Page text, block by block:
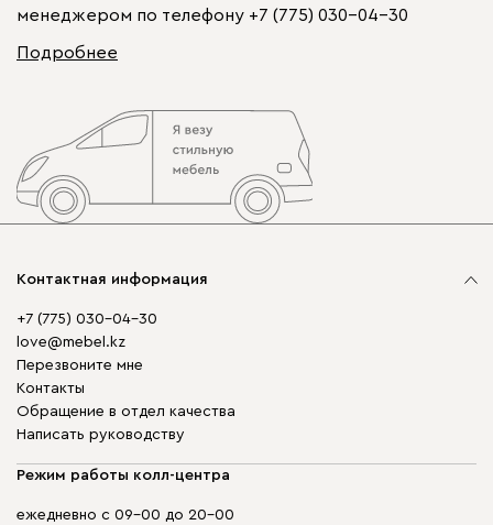
менеджером по телефону +7 (775) 030-04-30
Подробнее
Контактная информация
+7 (775) 030-04-30
love@mebel.kz
Перезвоните мне
Контакты
Обращение в отдел качества
Написать руководству
Режим работы колл-центра
ежедневно с 09-00 до 20-00